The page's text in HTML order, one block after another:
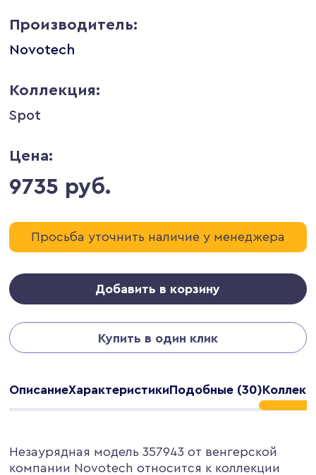
Производитель:
Novotech
Коллекция:
Spot
Цена:
9735 руб.
Просьба уточнить наличие у менеджера
Добавить в корзину
Купить в один клик
ОписаниеХарактеристикиПодобные (30)
Незаурядная модель 357943 от венгерской
компании Novotech относится к коллекции